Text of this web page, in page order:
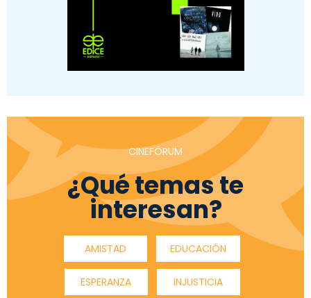
CINEFÓRUM
¿Qué temas te
interesan?
AMISTAD EDUCACIÓN
ESPERANZA INJUSTICIA